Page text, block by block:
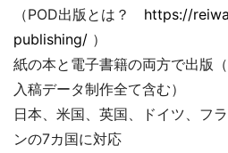
（POD出版とは？ https://
publishing/ ）
紙の本と電子書籍の両方で出版
入稿データ制作全て含む）
日本、米国、英国、ドイツ、フ
ンの7カ国に対応